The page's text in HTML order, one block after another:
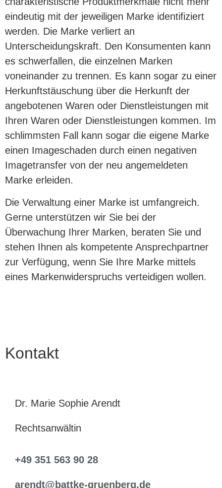
eindeutig mit der jeweiligen Marke identifiziert
werden. Die Marke verliert an
Unterscheidungskraft. Den Konsumenten kann
es schwerfallen, die einzelnen Marken
voneinander zu trennen. Es kann sogar zu einer
Herkunftstäuschung über die Herkunft der
angebotenen Waren oder Dienstleistungen mit
Ihren Waren oder Dienstleistungen kommen. Im
schlimmsten Fall kann sogar die eigene Marke
einen Imageschaden durch einen negativen
Imagetransfer von der neu angemeldeten
Marke erleiden.
Die Verwaltung einer Marke ist umfangreich.
Gerne unterstützen wir Sie bei der
Überwachung Ihrer Marken, beraten Sie und
stehen Ihnen als kompetente Ansprechpartner
zur Verfügung, wenn Sie Ihre Marke mittels
eines Markenwiderspruchs verteidigen wollen.
Kontakt
Dr. Marie Sophie Arendt
Rechtsanwältin
+49 351 563 90 28
arendt@battke-gruenberg.de